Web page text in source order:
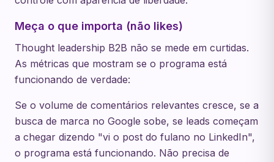
Meça o que importa (não likes)
Thought leadership B2B não se mede em curtidas.
As métricas que mostram se o programa está
funcionando de verdade:
Se o volume de comentários relevantes cresce, se a
busca de marca no Google sobe, se leads começam
a chegar dizendo "vi o post do fulano no LinkedIn",
o programa está funcionando. Não precisa de